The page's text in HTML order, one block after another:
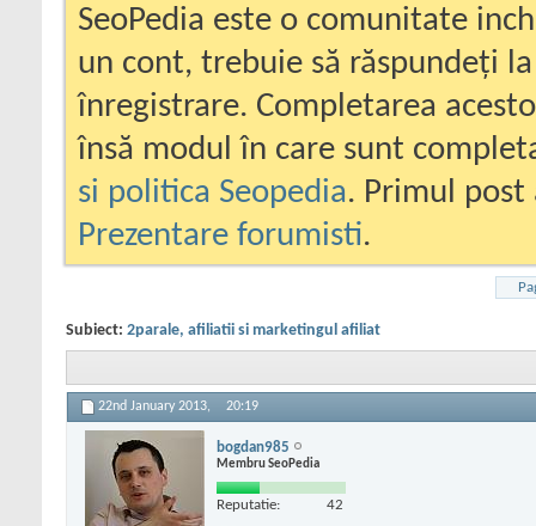
SeoPedia este o comunitate
un cont, trebuie să răspundeți
înregistrare. Completarea
însă modul în care sunt
si politica Seopedia. Primul
Prezentare forumisti.
Subiect: 2parale, afiliatii si marketingul afiliat
22nd January 2013, 20:19
bogdan985
Membru SeoPedia
Reputatie: 42